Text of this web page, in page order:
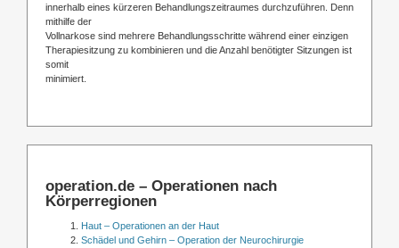
innerhalb eines kürzeren Behandlungszeitraumes durchzuführen. Denn
mithilfe der
Vollnarkose sind mehrere Behandlungsschritte während einer einzigen
Therapiesitzung zu kombinieren und die Anzahl benötigter Sitzungen ist
somit
minimiert.
operation.de – Operationen nach
Körperregionen
Haut – Operationen an der Haut
Schädel und Gehirn – Operation der Neurochirurgie